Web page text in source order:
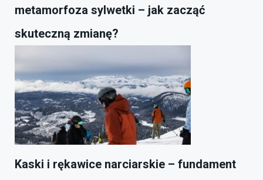
metamorfoza sylwetki – jak zacząć
skuteczną zmianę?
Kaski i rękawice narciarskie – fundament